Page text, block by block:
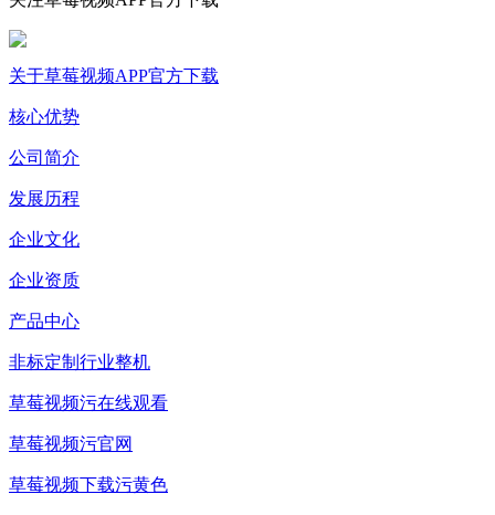
关于草莓视频APP官方下载
核心优势
公司简介
发展历程
企业文化
企业资质
产品中心
非标定制行业整机
草莓视频污在线观看
草莓视频污官网
草莓视频下载污黄色